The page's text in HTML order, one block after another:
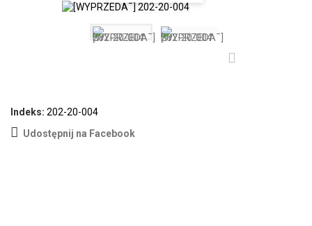
Indeks: 202-20-004
Udostępnij na Facebook